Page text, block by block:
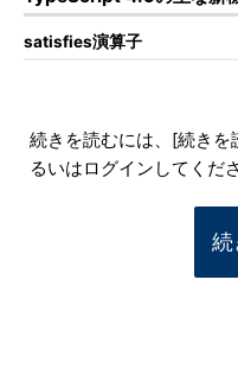
satisfies演算子
続きを読むには、[続き
るいはログインしてくださ
続